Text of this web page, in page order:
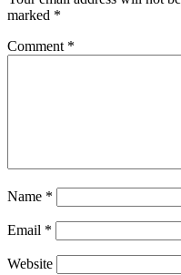
marked *
Comment *
Name *
Email *
Website